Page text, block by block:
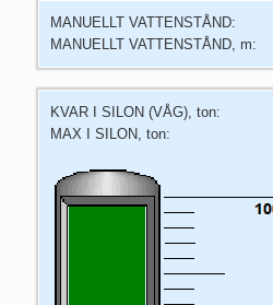
MANUELLT VATTENSTÅND:
MANUELLT VATTENSTÅND, m:
KVAR I SILON (VÅG), ton:
MAX I SILON, ton: